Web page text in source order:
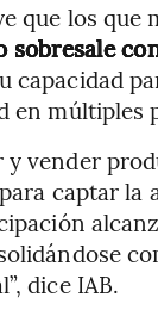
que los que
sobresale
capacidad
en múltiples
vender
captar la
dice IAB.